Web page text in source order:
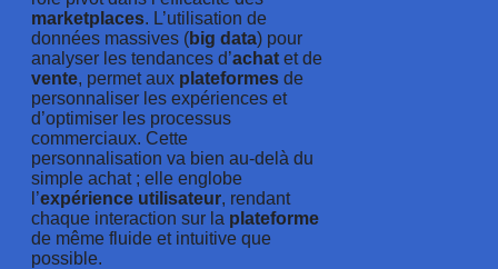
marketplaces. L’utilisation de
données massives (big data) pour
analyser les tendances d’achat et de
vente, permet aux plateformes de
personnaliser les expériences et
d’optimiser les processus
commerciaux. Cette
personnalisation va bien au-delà du
simple achat ; elle englobe
l’expérience utilisateur, rendant
chaque interaction sur la plateforme
de même fluide et intuitive que
possible.